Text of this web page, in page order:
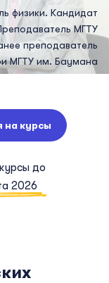
физики. Кандидат
МГТУ
преподаватель
МГТУ им. Баумана
на курсы
до
2026